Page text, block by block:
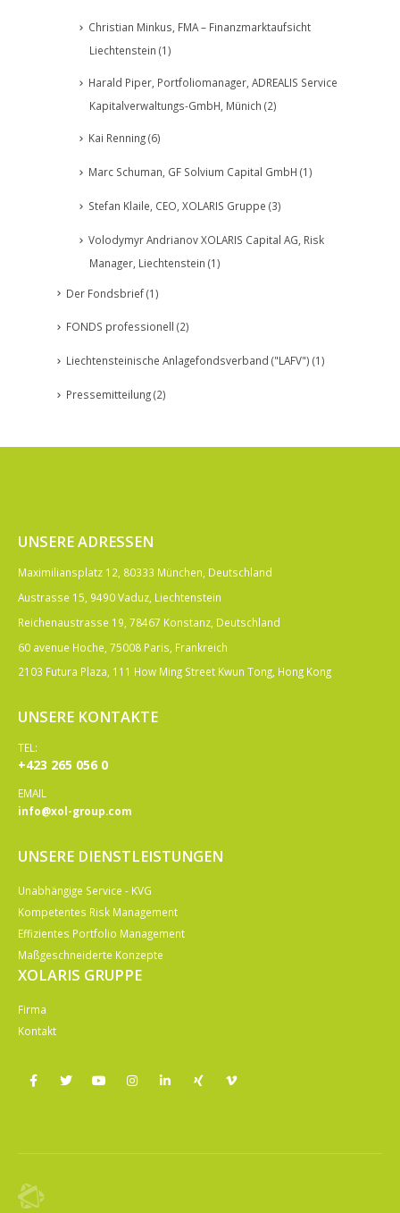
Christian Minkus, FMA – Finanzmarktaufsicht
Liechtenstein (1)
Harald Piper, Portfoliomanager, ADREALIS Service
Kapitalverwaltungs-GmbH, Münich (2)
Kai Renning(6)
Marc Schuman, GF Solvium Capital GmbH (1)
Stefan Klaile, CEO, XOLARIS Gruppe (3)
Volodymyr Andrianov XOLARIS Capital AG, Risk
Manager, Liechtenstein (1)
Der Fondsbrief(1)
FONDS professionell (2)
Liechtensteinische Anlagefondsverband ("LAFV") (1)
Pressemitteilung(2)
UNSERE ADRESSEN
Maximiliansplatz 12, 80333 München, Deutschland
Austrasse 15, 9490 Vaduz, Liechtenstein
Reichenaustrasse 19, 78467 Konstanz, Deutschland
60 avenue Hoche, 75008 Paris, Frankreich
2103 Futura Plaza, 111 How Ming Street Kwun Tong, Hong Kong
UNSERE KONTAKTE
TEL:
+423 265 056 0
EMAIL
info@xol-group.com
UNSERE DIENSTLEISTUNGEN
Unabhängige Service - KVG
Kompetentes Risk Management
Effizientes Portfolio Management
Maßgeschneiderte Konzepte
XOLARIS GRUPPE
Firma
Kontakt